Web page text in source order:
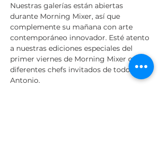
Nuestras galerías están abiertas
durante Morning Mixer, así que
complemente su mañana con arte
contemporáneo innovador. Esté atento
a nuestras ediciones especiales del
primer viernes de Morning Mixer con
diferentes chefs invitados de todo San
Antonio.